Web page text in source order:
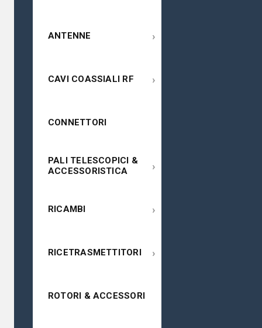
ANTENNE ›
CAVI COASSIALI RF ›
CONNETTORI
PALI TELESCOPICI &
ACCESSORISTICA
›
RICAMBI ›
RICETRASMETTITORI ›
ROTORI & ACCESSORI